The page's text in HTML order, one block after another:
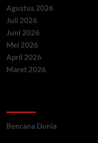
Agustus 2026
Juli 2026
Juni 2026
Mei 2026
April 2026
Maret 2026
Bencana Dunia